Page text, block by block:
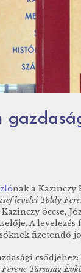
nak a Kazinczy
levelei Toldy
öccse,
A
fizetendő
Társaság